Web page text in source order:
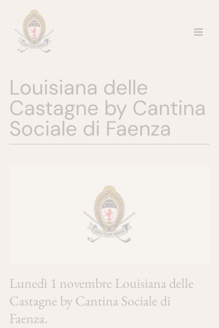
contenuto
Louisiana delle
Castagne by Cantina
Sociale di Faenza
Lunedì 1 novembre Louisiana delle
Castagne by Cantina Sociale di
Faenza.